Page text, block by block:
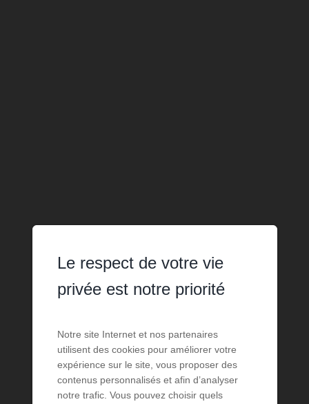
Le respect de votre vie
privée est notre priorité
Notre site Internet et nos partenaires
utilisent des cookies pour améliorer votre
expérience sur le site, vous proposer des
contenus personnalisés et afin d’analyser
notre trafic. Vous pouvez choisir quels